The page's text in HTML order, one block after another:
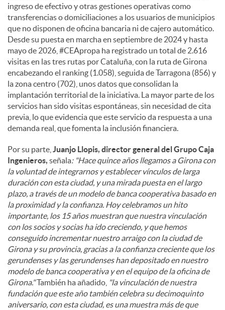
ingreso de efectivo y otras gestiones operativas como
transferencias o domiciliaciones a los usuarios de municipios
que no disponen de oficina bancaria ni de cajero automático.
Desde su puesta en marcha en septiembre de 2024 y hasta
mayo de 2026, #CEApropa ha registrado un total de 2.616
visitas en las tres rutas por Cataluña, con la ruta de Girona
encabezando el ranking (1.058), seguida de Tarragona (856) y
la zona centro (702), unos datos que consolidan la
implantación territorial de la iniciativa. La mayor parte de los
servicios han sido visitas espontáneas, sin necesidad de cita
previa, lo que evidencia que este servicio da respuesta a una
demanda real, que fomenta la inclusión financiera.
Por su parte, Juanjo Llopis, director general del Grupo Caja
Ingenieros, señala: "Hace quince años llegamos a Girona con
la voluntad de integrarnos y establecer vínculos de larga
duración con esta ciudad, y una mirada puesta en el largo
plazo, a través de un modelo de banca cooperativa basado en
la proximidad y la confianza. Hoy celebramos un hito
importante, los 15 años muestran que nuestra vinculación
con los socios y socias ha ido creciendo, y que hemos
conseguido incrementar nuestro arraigo con la ciudad de
Girona y su provincia, gracias a la confianza creciente que los
gerundenses y las gerundenses han depositado en nuestro
modelo de banca cooperativa y en el equipo de la oficina de
Girona."También ha añadido, "la vinculación de nuestra
fundación que este año también celebra su decimoquinto
aniversario, con esta ciudad, es una muestra más de que